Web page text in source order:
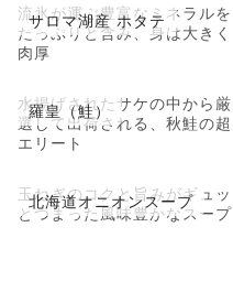
サロマ湖産 ホタテ
流氷が運ぶ豊富なミネラルを
たっぷりと含み、身は大きく
肉厚
羅皇（鮭）
水揚げされたサケの中から厳
選して出荷される、秋鮭の超
エリート
北海道オニオンスープ
玉ねぎのコクと旨みがギュッ
とつまった風味豊かなスープ